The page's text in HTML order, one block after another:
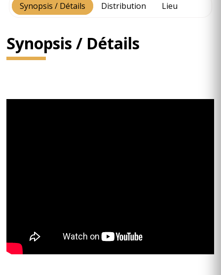
Synopsis / Détails Distribution Lieu
Synopsis / Détails